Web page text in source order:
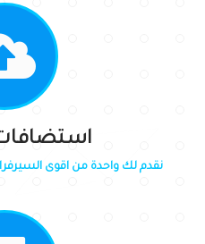
نقدم لك واحدة من اقوى